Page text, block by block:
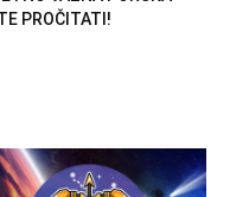
PROČITATI!